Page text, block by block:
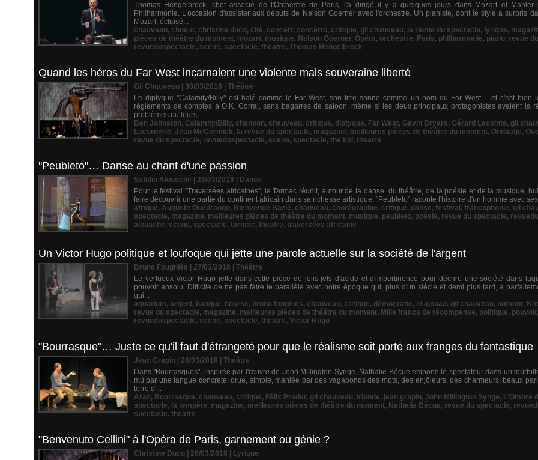
Thomas Hengelbrock, chef associé de l'Orchestre de Paris, l'a dirigé il y a quelques jours dans Mozart et
Philharmonie. L'occasion d'assister aux débuts de Nelson Goerner avec l'orchestre. Un pianiste, dont le style a surpris
Mozart, éclipsé...
chauveau, choeur, christine ducq, cité, concert, concerto, critique, gil chauveau, la revue du spectacle, lyrique,
pièces de théâtre du moment, mozart, musique, Nelson Goerner, Opéra, orchestre, Paris, philharmonie, piano, revue
revueduspectacle, scene, spectacle, theatre, Thomas Hengelbrock
Quand les héros du Far West incarnaient une violente mais souveraine liberté
Gil Chauveau | 30/03/2018
Théâtre
Le diptyque "Calamity/Billy" est halé comme le Far West, son titre sonne comme un nom du Far West… et c'est bien
règlements de comptes à O.K. Corral, sans bagarres de saloon, même si les deux principaux protagonistes avaient la
problèmes ou leurs...
Ben Johnston, Calamity/Billy, chanson, chauveau, critique, diptyque, Far West, Gavin Bryars, Gérard Lecointe, gil
Lacornerie, Jean McCormick, la revue du spectacle, magazine, meilleures pièces de théâtre du moment, Ondaatje,
revue du spectacle, revueduspectacle, scene, spectacle, the kid , theatre
"Peubleto"… Danse au chant d'une passion
Safidin Alouache | 28/03/2018
Danse
Pour le festival "Traversées africaines", le Tarmac réunit, autour de la danse, du théâtre, de la poésie et de la musique,
faire découvrir une partie du continent africain dans sa richesse artistique. "Peubleto" raconte l'histoire d'un homme avec
afrique, Auguste Ouédraogo, Bienvenue Bazié, chauveau, chorégraphie, critique, danse, festival , francophonie, gil
spectacle, magazine, meilleures pièces de théâtre du moment, musique, peubleto, poésie, revue du spectacle,
alouache, scene, spectacle, tarmac, theatre, traversées africaine
Un Victor Hugo politique et loufoque qui jette une parole actuelle sur la société de l'argent
Bruno Fougniès | 27/03/2018
Théâtre
Le vertueux Victor Hugo jette dans cette pièce de jolis jets d'acide et d'impertinence pour décrire une société dans
pouvoir absolu. Difficile de ne pas faire le parallèle avec notre époque qui, plus d'un siècle et demi plus tard, a
qui...
aquarium, argent, banque, bourse, bruno fougnies, chauveau, critique, démocratie, el ajouad , gil chauveau, humour,
revue du spectacle, magazine, meilleures pièces de théâtre du moment, Mille francs de récompense, politique, pouvoir,
revueduspectacle, scene, spectacle, theatre, Victor Hugo
"Bourrasque"… Juste ce qu'il faut d'étrangeté pour que le réalisme soit porté aux franges du fantastique
Jean Grapin | 26/03/2018
Théâtre
Dans "Bourrasques", inspirée par l'œuvre de John Millington Synge, Nathalie Bécue emporte le spectateur dans un
mû par une langue concrète, drue, simple, maniée par des vagabonds des mots, des enjôleurs, des charmeurs, beaux
terre d'...
Aran, Bourrasque, chauveau, critique, Félix Prader, gil chauveau, Irlande, jean grapin, John Millington Synge, L'Ombre
spectacle, la tempête, magazine, meilleures pièces de théâtre du moment, Nathalie Bécue, revue du spectacle,
spectacle, theatre
"Benvenuto Cellini" à l'Opéra de Paris, garnement ou génie ?
Christine Ducq | 26/03/2018
Lyrique